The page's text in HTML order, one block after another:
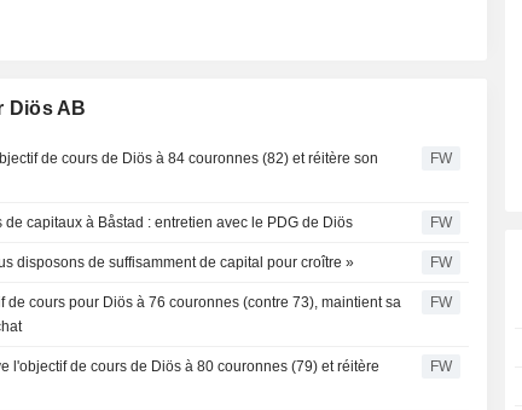
Diös AB
de cours de Diös à 84 couronnes (82) et réitère son
FW
capitaux à Båstad : entretien avec le PDG de Diös FW
disposons de suffisamment de capital pour croître » FW
de cours pour Diös à 76 couronnes (contre 73), maintient sa
FW
l'objectif de cours de Diös à 80 couronnes (79) et réitère
FW